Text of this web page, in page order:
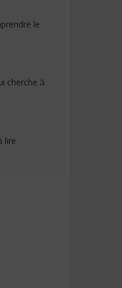
le
cherche à
lire